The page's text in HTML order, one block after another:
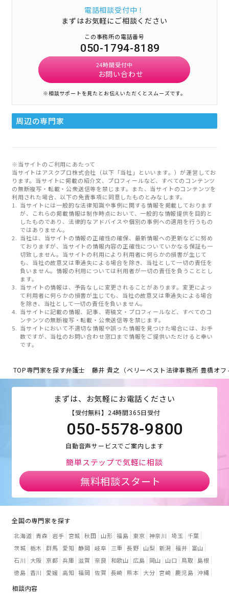
電話相談受付中！
まずはお気軽にご相談ください
この事務所の電話番号
050-1794-8189
24時間受付中
お問い合わせ
※相談サポートを見たとお伝えいただくとスムーズです。
周辺の専門家
※当サイトのご利用にあたって
当サイトはアスクプロ株式会社（以下「当社」といいます。）が運営してお
ります。当サイトに掲載の紹介文、プロフィールなど、すべてのコンテンツ
の無断複写・転載・公衆送信等を禁じます。また、当サイトのコンテンツを
利用された場合、以下の免責事項に同意したものとみなします。
当サイトには一般的な法律知識や事例に関する情報を掲載しております
が、これらの掲載情報は制作時点において、一般的な情報提供を目的と
したものであり、法律的なアドバイスや個別の事例への適用を行うもの
ではありません。
当社は、当サイトの情報の正確性の確保、最新情報への更新などに努め
ておりますが、当サイトの情報内容の正確性についていかなる保証も一
切致しません。当サイトの利用により利用者に何らかの損害が生じて
も、当社の故意又は重過失による場合を除き、当社として一切の責任を
負いません。情報の利用については利用者が一切の責任を負うこととし
ます。
当サイトの情報は、予告なしに変更されることがあります。変更によっ
て利用者に何らかの損害が生じても、当社の故意又は重過失による場合
を除き、当社として一切の責任を負いません。
当サイトに記載の情報、記事、寄稿文・プロフィールなど、すべてのコ
ンテンツの無断複写・転載・公衆送信等を禁じます。
当サイトにおいて不適切な情報や誤った情報を見つけた場合には、お手
数ですが、当社のお問い合わせ窓口まで情報をご提供いただけると幸い
です。
TOP専門家を探す弁護士 藤井 貴之（ベリーベスト法律事務所 豊橋オフ
まずは、お気軽にお電話ください
【受付無料】24時間365日受付
050-5578-9800
自動音声サービスでご案内します
簡単ステップで気軽に相談
無料相談スタート
全国の専門家を探す
北海道 青森 岩手 宮城 秋田 山形 福島 東京 神奈川 埼玉
千葉
茨城 栃木 群馬 愛知 静岡 岐阜 三重 長野 山梨 新潟 福井
富山
石川
大阪 京都 兵庫 滋賀 奈良 和歌山 広島 岡山 山口 鳥取
島根
徳島 香川 愛媛 高知 福岡 佐賀 長崎 熊本 大分 宮崎 鹿児島 沖縄
相談内容